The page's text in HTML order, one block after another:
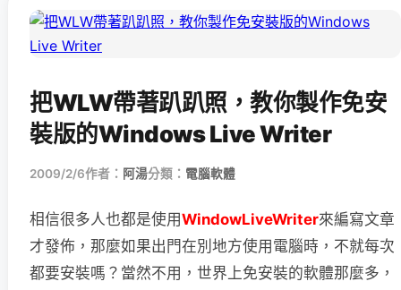
把WLW帶著趴趴照，教你製作免安
裝版的Windows Live Writer
2009/2/6作者： 阿湯分類： 電腦軟體
相信很多人也都是使用WindowLiveWriter來編寫文章
才發佈， 那麼如果出門在別地方使用電腦時，不就每次
都要安裝嗎？當然不用，世界上免安裝的軟體那麼多，